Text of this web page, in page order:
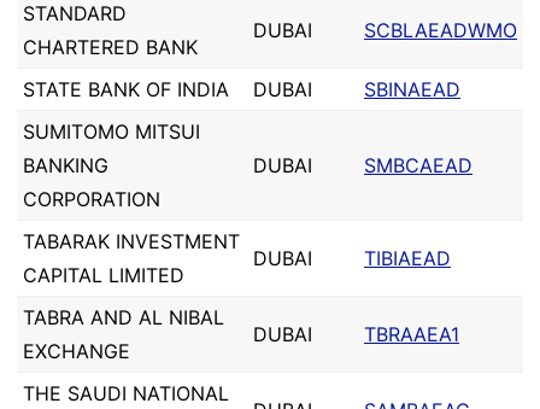
STANDARD
CHARTERED BANK
DUBAI SCBLAEADWMO
STATE BANK OF INDIA DUBAI
SBINAEAD
SUMITOMO MITSUI
BANKING
CORPORATION
DUBAI SMBCAEAD
TABARAK INVESTMENT
CAPITAL LIMITED
DUBAI TIBIAEAD
TABRA AND AL NIBAL
EXCHANGE
DUBAI TBRAAEA1
THE SAUDI NATIONAL